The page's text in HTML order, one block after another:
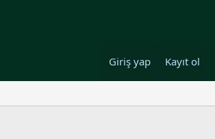
Giriş yap Kayıt ol